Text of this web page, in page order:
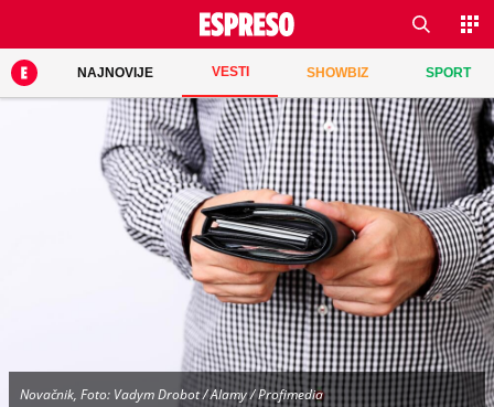
NAJNOVIJE VESTI SHOWBIZ SPORT
Novačnik, Foto: Vadym Drobot / Alamy / Profimedia